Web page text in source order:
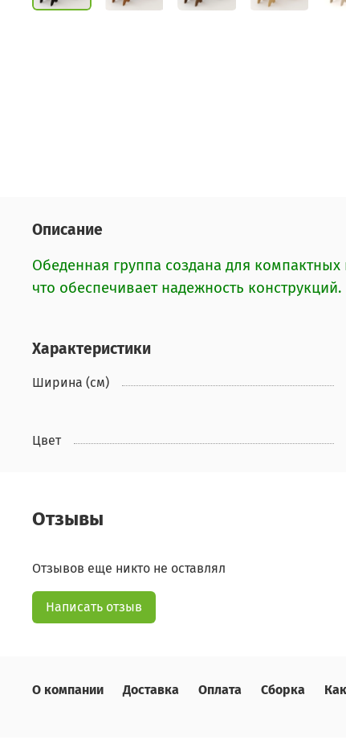
Описание
Обеденная группа создана для
что обеспечивает надежность конструкций.
Характеристики
Ширина (см)
Цвет
Отзывы
Отзывов еще никто не оставлял
Написать отзыв
О компании Доставка Оплата Сборка